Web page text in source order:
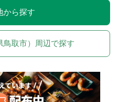
から探す
鳥取市）周辺で探す